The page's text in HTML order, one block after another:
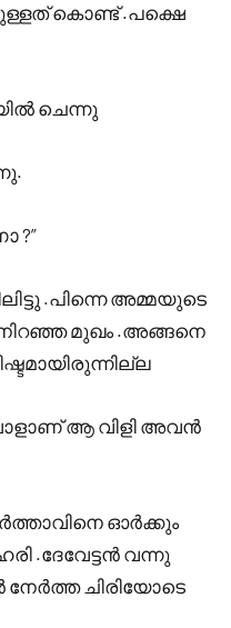
കൊണ്ട് .പക്ഷെ
ചെന്നു
?”
.പിന്നെ അമ്മയുടെ
നിറഞ്ഞ മുഖം .അങ്ങനെ
ആ വിളി അവൻ
ഓർക്കും
.ദേവേട്ടൻ വന്നു
നേർത്ത ചിരിയോടെ